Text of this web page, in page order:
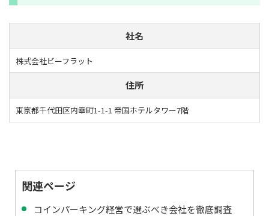
社名
株式会社ビーフラット
住所
東京都千代田区内幸町1-1-1 帝国ホテルタワー7階
関連ページ
コインパーキング経営で選ぶべき会社を徹底調査